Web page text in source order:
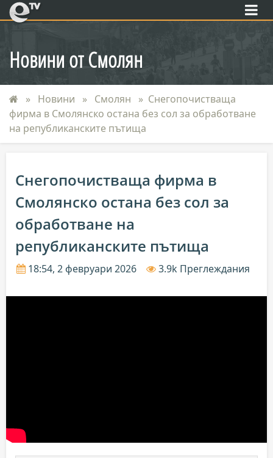
eTV
Новини от Смолян
Новини Смолян
Снегопочистваща
фирма в Смолянско остана без сол за обработване
на републиканските пътища
Снегопочистваща фирма в
Смолянско остана без сол за
обработване на
републиканските пътища
18:54, 2 февруари 2026 3.9k Преглеждания